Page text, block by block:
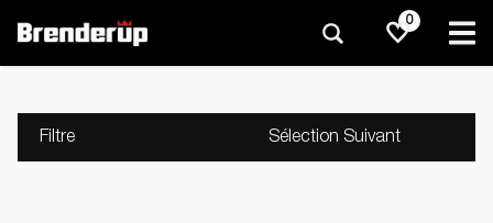
0
Filtre Sélection Suivant